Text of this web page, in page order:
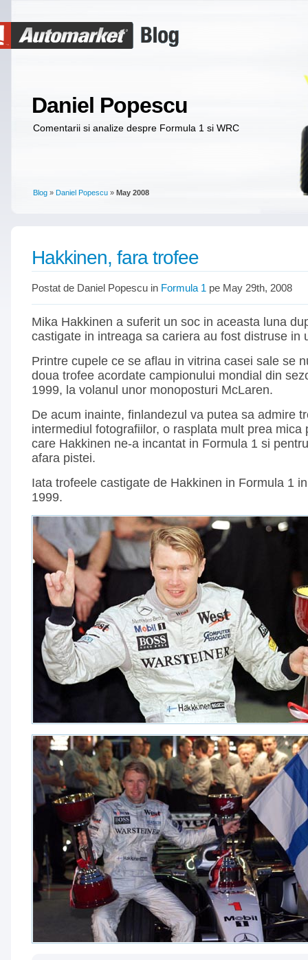
Daniel Popescu
Comentarii si analize despre Formula 1 si WRC
Blog » Daniel Popescu » May 2008
Hakkinen, fara trofee
Postat de Daniel Popescu in Formula 1 pe May 29th, 2008
Mika Hakkinen a suferit un soc in aceasta luna
castigate in intreaga sa cariera au fost distruse in
Printre cupele ce se aflau in vitrina casei sale se
doua trofee acordate campionului mondial din
1999, la volanul unor monoposturi McLaren.
De acum inainte, finlandezul va putea sa admire
intermediul fotografiilor, o rasplata mult prea mica
care Hakkinen ne-a incantat in Formula 1 si
afara pistei.
Iata trofeele castigate de Hakkinen in Formula 1
1999.